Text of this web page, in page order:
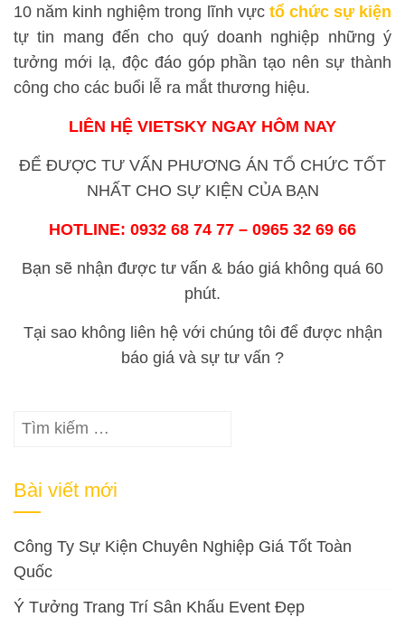
10 năm kinh nghiệm trong lĩnh vực tổ chức sự kiện
tự tin mang đến cho quý doanh nghiệp những ý
tưởng mới lạ, độc đáo góp phần tạo nên sự thành
công cho các buổi lễ ra mắt thương hiệu.
LIÊN HỆ VIETSKY NGAY HÔM NAY
ĐỂ ĐƯỢC TƯ VẤN PHƯƠNG ÁN TỔ CHỨC TỐT
NHẤT CHO SỰ KIỆN CỦA BẠN
HOTLINE: 0932 68 74 77 – 0965 32 69 66
Bạn sẽ nhận được tư vấn & báo giá không quá 60
phút.
Tại sao không liên hệ với chúng tôi để được nhận
báo giá và sự tư vấn ?
Tìm
Bài viết mới
Công Ty Sự Kiện Chuyên Nghiệp Giá Tốt Toàn
Quốc
Ý Tưởng Trang Trí Sân Khấu Event Đẹp